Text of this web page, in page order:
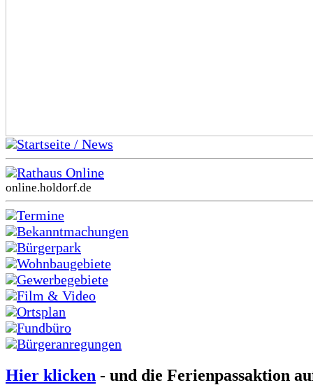
Startseite / News
Rathaus Online
online.holdorf.de
Termine
Bekanntmachungen
Bürgerpark
Wohnbaugebiete
Gewerbegebiete
Film & Video
Ortsplan
Fundbüro
Bürgeranregungen
Hier klicken - und die Ferienpassaktion